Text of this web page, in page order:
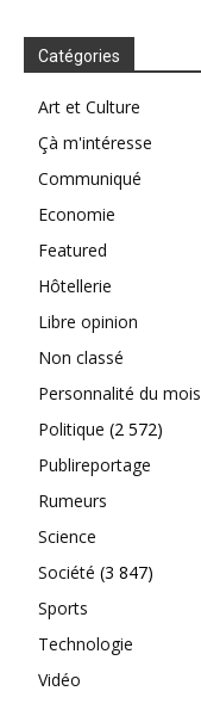
Catégories
Art et Culture
Çà m'intéresse
Communiqué
Economie
Featured
Hôtellerie
Libre opinion
Non classé
Personnalité du mois
Politique (2 572)
Publireportage
Rumeurs
Science
Société (3 847)
Sports
Technologie
Vidéo